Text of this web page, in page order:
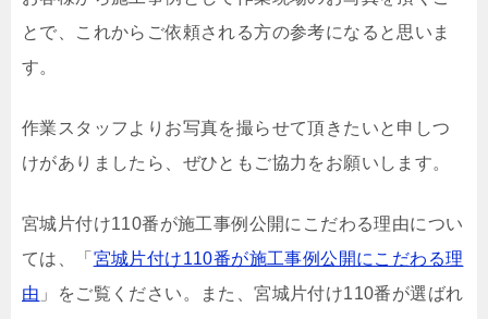
とで、これからご依頼される方の参考になると思いま
す。
作業スタッフよりお写真を撮らせて頂きたいと申しつ
けがありましたら、ぜひともご協力をお願いします。
宮城片付け110番が施工事例公開にこだわる理由につい
ては、「 宮城片付け110番が施工事例公開にこだわる理
由 」をご覧ください。また、宮城片付け110番が選ばれ